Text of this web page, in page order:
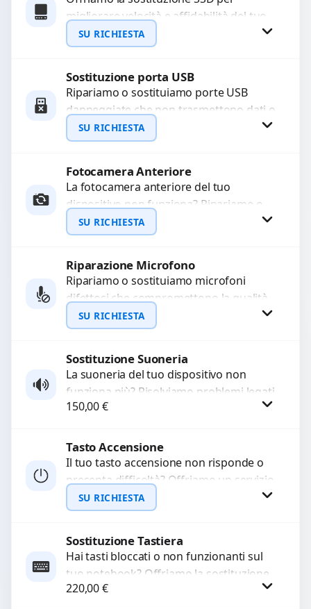
WhatsApp
migliorare velocità e affidabilità del tuo
dispositivo. In caso di
malfunzionamento, recuperiamo i dati
SU RICHIESTA
Richiedi Preventivo
WhatsApp
Sostituzione porta USB
Ripariamo o sostituiamo porte USB
danneggiate che non trasmettono dati o
non caricano. Utilizziamo ricambi di alta
qualità garantiti per...
SU RICHIESTA
Richiedi Preventivo
WhatsApp
Fotocamera Anteriore
La fotocamera anteriore del tuo
dispositivo non funziona? Ripariamo o
sostituiamo fotocamere guaste con
problemi come immagini sfocate, messa
SU RICHIESTA
Richiedi Preventivo
WhatsApp
Riparazione Microfono
Ripariamo o sostituiamo microfoni
difettosi che compromettono la qualità
audio delle registrazioni o delle
chiamate. Diagnosi accurata e ricambi
SU RICHIESTA
Richiedi Preventivo
WhatsApp
Sostituzione Suoneria
La suoneria del tuo dispositivo non
funziona più? Risolviamo problemi legati
a moduli audio difettosi con interventi
150,00€
Procedi
Tasto Accensione
Il tuo tasto accensione non risponde o
presenta difficoltà? Offriamo un servizio
professionale di riparazione o
sostituzione utilizzando componenti di...
SU RICHIESTA
Richiedi Preventivo
WhatsApp
Sostituzione Tastiera
Hai tasti bloccati o non funzionanti sul
tuo notebook? Offriamo la sostituzione
completa della tastiera con ricambi di
220,00€